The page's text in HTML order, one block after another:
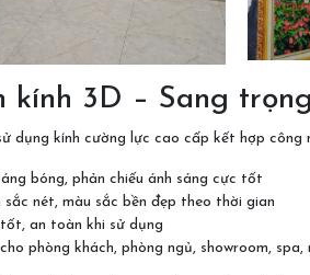
kính 3D – Sang
dụng kính cường lực cao cấp kết hợp
bóng, phản chiếu ánh sáng cực tốt
sắc nét, màu sắc bền đẹp theo thời gian
an toàn khi sử dụng
phòng khách, phòng ngủ, showroom, spa,